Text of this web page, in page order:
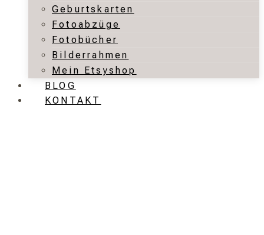
Geburtskarten
Fotoabzüge
Fotobücher
Bilderrahmen
Mein Etsyshop
BLOG
KONTAKT